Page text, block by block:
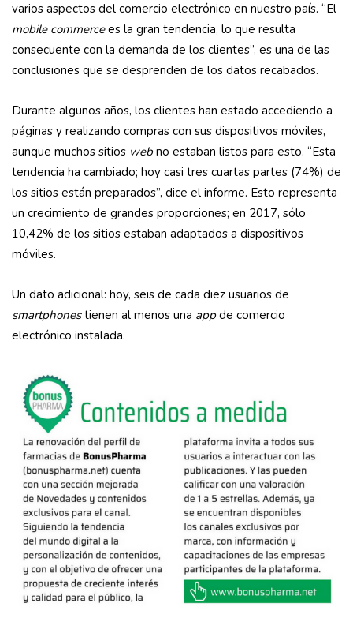
varios aspectos del comercio electrónico en nuestro país. “El
mobile commercees la gran tendencia, lo que resulta
consecuente con la demanda de los clientes”, es una de las
conclusiones que se desprenden de los datos recabados.
Durante algunos años, los clientes han estado accediendo a
páginas y realizando compras con sus dispositivos móviles,
aunque muchos sitios webno estaban listos para esto. “Esta
tendencia ha cambiado; hoy casi tres cuartas partes (74%) de
los sitios están preparados”, dice el informe. Esto representa
un crecimiento de grandes proporciones; en 2017, sólo
10,42% de los sitios estaban adaptados a dispositivos
móviles.
Un dato adicional: hoy, seis de cada diez usuarios de
smartphonestienen al menos una appde comercio
electrónico instalada.